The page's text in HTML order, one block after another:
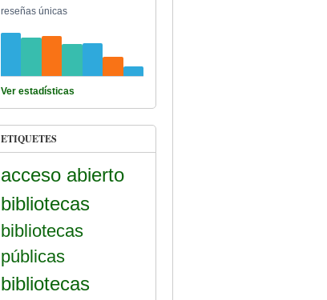
reseñas únicas
Ver estadísticas
ETIQUETES
acceso abierto
bibliotecas
bibliotecas
públicas
bibliotecas